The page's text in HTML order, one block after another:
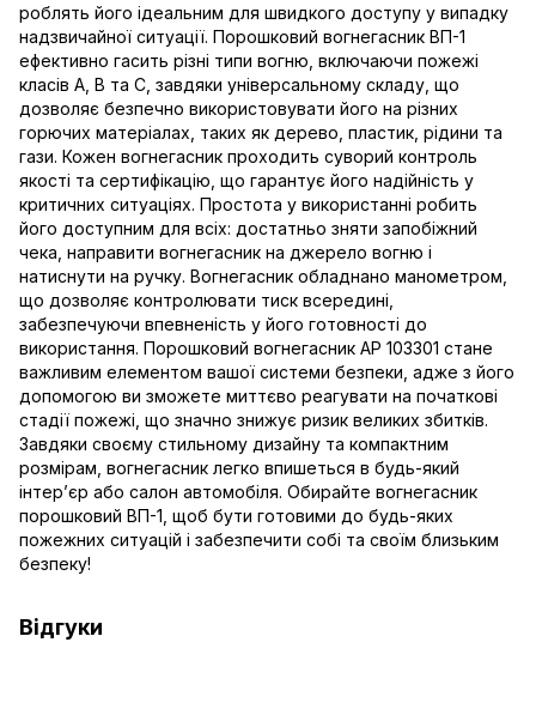
роблять його ідеальним для швидкого доступу у випадку
надзвичайної ситуації. Порошковий вогнегасник ВП-1
ефективно гасить різні типи вогню, включаючи пожежі
класів А, В та С, завдяки універсальному складу, що
дозволяє безпечно використовувати його на різних
горючих матеріалах, таких як дерево, пластик, рідини та
гази. Кожен вогнегасник проходить суворий контроль
якості та сертифікацію, що гарантує його надійність у
критичних ситуаціях. Простота у використанні робить
його доступним для всіх: достатньо зняти запобіжний
чека, направити вогнегасник на джерело вогню і
натиснути на ручку. Вогнегасник обладнано манометром,
що дозволяє контролювати тиск всередині,
забезпечуючи впевненість у його готовності до
використання. Порошковий вогнегасник AP 103301 стане
важливим елементом вашої системи безпеки, адже з його
допомогою ви зможете миттєво реагувати на початкові
стадії пожежі, що значно знижує ризик великих збитків.
Завдяки своєму стильному дизайну та компактним
розмірам, вогнегасник легко впишеться в будь-який
інтер’єр або салон автомобіля. Обирайте вогнегасник
порошковий ВП-1, щоб бути готовими до будь-яких
пожежних ситуацій і забезпечити собі та своїм близьким
безпеку!
Відгуки